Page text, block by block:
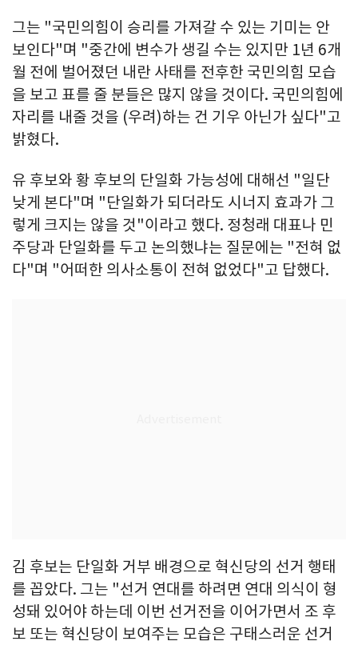
그는 "국민의힘이 승리를 가져갈 수 있는 기미는 안
보인다"며 "중간에 변수가 생길 수는 있지만 1년 6개
월 전에 벌어졌던 내란 사태를 전후한 국민의힘 모습
을 보고 표를 줄 분들은 많지 않을 것이다. 국민의힘에
자리를 내줄 것을 (우려)하는 건 기우 아닌가 싶다"고
밝혔다.
유 후보와 황 후보의 단일화 가능성에 대해선 "일단
낮게 본다"며 "단일화가 되더라도 시너지 효과가 그
렇게 크지는 않을 것"이라고 했다. 정청래 대표나 민
주당과 단일화를 두고 논의했냐는 질문에는 "전혀 없
다"며 "어떠한 의사소통이 전혀 없었다"고 답했다.
김 후보는 단일화 거부 배경으로 혁신당의 선거 행태
를 꼽았다. 그는 "선거 연대를 하려면 연대 의식이 형
성돼 있어야 하는데 이번 선거전을 이어가면서 조 후
보 또는 혁신당이 보여주는 모습은 구태스러운 선거